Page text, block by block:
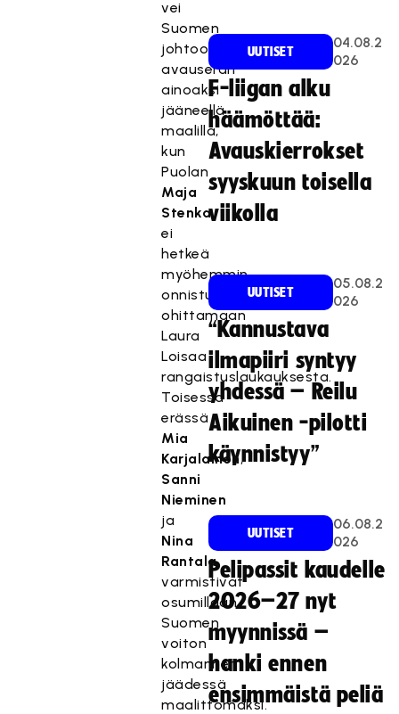
vei
Suomen
johtoon
avauserän
ainoaksi
jääneellä
maalilla,
kun
Puolan
Maja
Stenka
ei
hetkeä
myöhemmin
onnistunut
ohittamaan
Laura
Loisaa
rangaistuslaukauksesta.
Toisessa
erässä
Mia
Karjalainen,
Sanni
Nieminen
ja
Nina
Rantala
varmistivat
osumillaan
Suomen
voiton
kolmannen
jäädessä
maalittomaksi.
UUTISET
04.08.2
026
F-liigan alku
häämöttää:
Avauskierrokset
syyskuun toisella
viikolla
UUTISET
05.08.2
026
“Kannustava
ilmapiiri syntyy
yhdessä – Reilu
Aikuinen -pilotti
käynnistyy”
UUTISET
06.08.2
026
Pelipassit kaudelle
2026–27 nyt
myynnissä –
hanki ennen
ensimmäistä peliä